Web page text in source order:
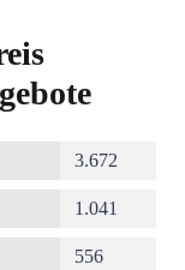
3.672
1.041
556